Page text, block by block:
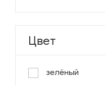
Цвет
зелёный